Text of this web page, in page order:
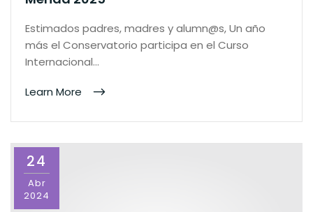
Estimados padres, madres y alumn@s, Un año
más el Conservatorio participa en el Curso
Internacional…
Learn More
24
Abr
2024